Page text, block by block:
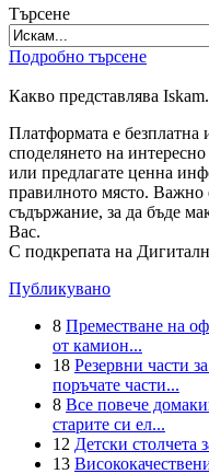
Търсене
Подробно търсене
Какво представлява
Платформата е безплатна
споделянето на
или предлагате ценна
правилното място. Важно
съдържание, за да бъде
Вас.
С подкрепата на
Публикувано
8 Преместване на
от камион...
18 Резервни части
поръчате части...
8 Все повече
старите си ел...
12 Детски столчета
13